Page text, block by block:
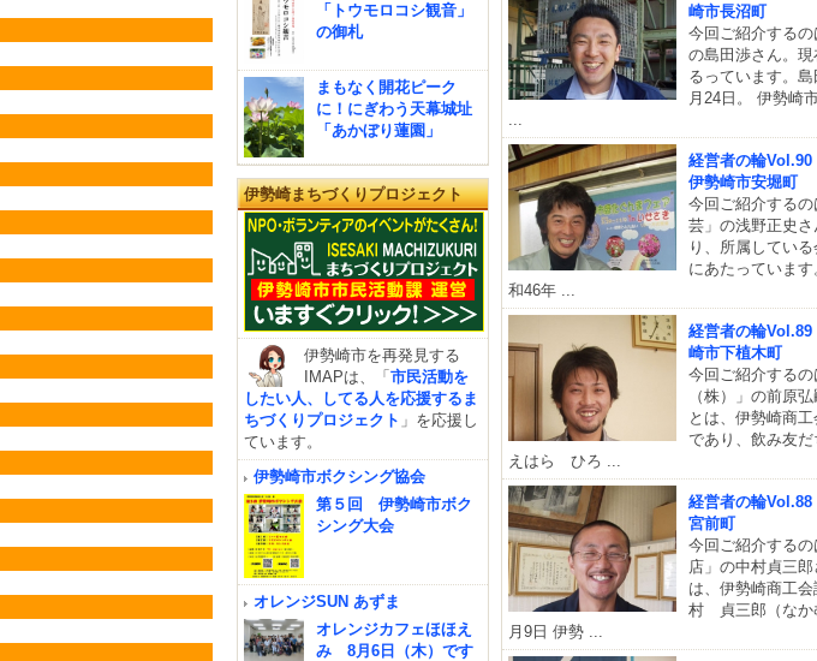
崎市長沼町
今回ご紹介するの
の島田渉さん。
るっています。
月24日。 伊勢崎
経営者の輪Vol.90
伊勢崎市安堀町
今回ご紹介する
芸」の浅野正史
り、所属してい
にあたっていま
和46年 ...
経営者の輪Vol.89
崎市下植木町
今回ご紹介する
（株）」の前原
とは、伊勢崎商
であり、飲み友
えはら ひろ ...
経営者の輪Vol.88
宮前町
今回ご紹介する
店」の中村貞三
は、伊勢崎商工
村 貞三郎（なか
月9日 伊勢 ...
「トウモロコシ観音」
の御札
まもなく開花ピーク
に！にぎわう天幕城址
「あかぼり蓮園」
伊勢崎まちづくりプロジェクト
伊勢崎市を再発見する
IMAPは、「市民活動を
したい人、してる人を応援するま
ちづくりプロジェクト 」を応援し
ています。
伊勢崎市ボクシング協会
第５回 伊勢崎市ボク
シング大会
オレンジSUN あずま
オレンジカフェほほえ
み 8月6日（木）です